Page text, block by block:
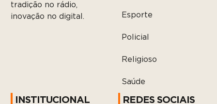
tradição no rádio,
inovação no digital.
Esporte
Policial
Religioso
Saúde
INSTITUCIONAL REDES SOCIAIS